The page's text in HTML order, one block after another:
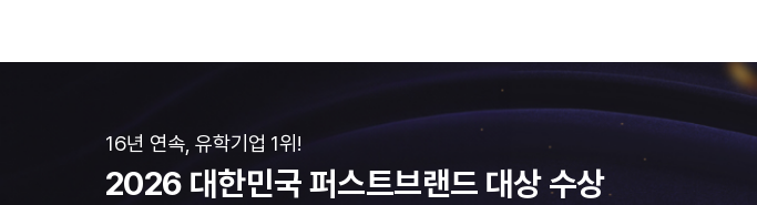
16년 연속, 유학기업 1위!
2026 대한민국 퍼스트브랜드 대상 수상